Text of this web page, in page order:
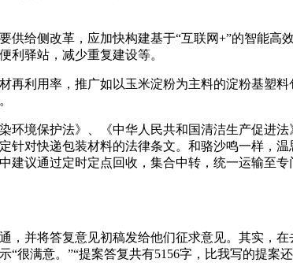
给侧改革，应加快构建基于“互联网+”的智能
利驿站，减少重复建设等。
再利用率，推广如以玉米淀粉为主料的淀粉基塑
环境保护法》、《中华人民共和国清洁生产促进
针对快递包装材料的法律条文。和骆沙鸣一样，
议通过定时定点回收，集合中转，统一运输至
并将答复意见初稿发给他们征求意见。其实，
很满意。”“提案答复共有5156字，比我写的提案